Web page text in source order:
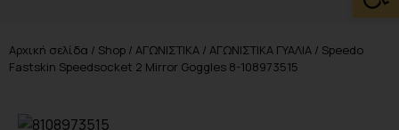
Αρχική σελίδα / Shop / ΑΓΩΝΙΣΤΙΚΑ / ΑΓΩΝΙΣΤΙΚΑ ΓΥΑΛΙΑ / Speedo
Fastskin Speedsocket 2 Mirror Goggles 8-108973515